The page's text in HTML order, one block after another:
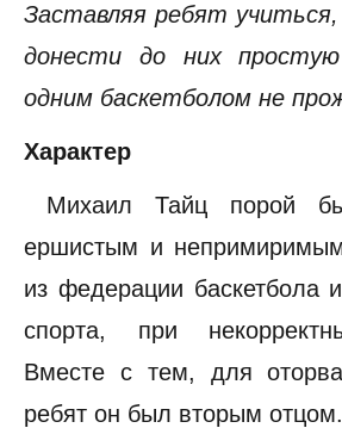
Заставляя ребят
донести до них
одним баскетболом не
Характер
Михаил Тайц порой
ершистым и
из федерации баскетбола
спорта, при
Вместе с тем, для
ребят он был вторым отцом.